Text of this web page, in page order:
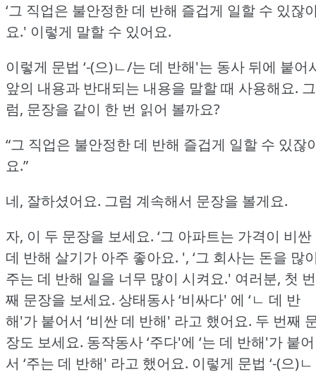
‘그 직업은 불안정한 데 반해 즐겁게 일할 수 있잖
요.' 이렇게 말할 수 있어요.
이렇게 문법 ‘-(으)ㄴ/는 데 반해'는 동사 뒤에 붙어
앞의 내용과 반대되는 내용을 말할 때 사용해요. 그
럼, 문장을 같이 한 번 읽어 볼까요?
“그 직업은 불안정한 데 반해 즐겁게 일할 수 있잖
요.”
네, 잘하셨어요. 그럼 계속해서 문장을 볼게요.
자, 이 두 문장을 보세요. ‘그 아파트는 가격이 비싼
데 반해 살기가 아주 좋아요. ', ‘그 회사는 돈을 많
주는 데 반해 일을 너무 많이 시켜요.' 여러분, 첫 번
째 문장을 보세요. 상태동사 ‘비싸다' 에 ‘ㄴ 데 반
해'가 붙어서 ‘비싼 데 반해' 라고 했어요. 두 번째
장도 보세요. 동작동사 ‘주다'에 ‘는 데 반해'가 붙어
서 ‘주는 데 반해' 라고 했어요. 이렇게 문법 ‘-(으)ㄴ